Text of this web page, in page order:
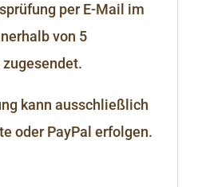
per E-Mail im
von 5
kann ausschließlich
oder PayPal erfolgen.